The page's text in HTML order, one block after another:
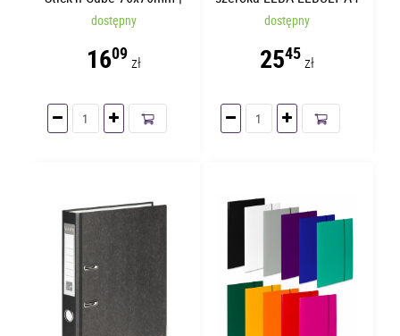
400 kartek
dostępny
1609 zł
60mm
dostępny
2545zł